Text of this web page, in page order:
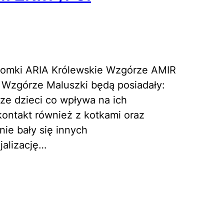
ARIA Królewskie Wzgórze AMIR
Maluszki będą posiadały:
dzieci co wpływa na ich
również z kotkami oraz
bały się innych